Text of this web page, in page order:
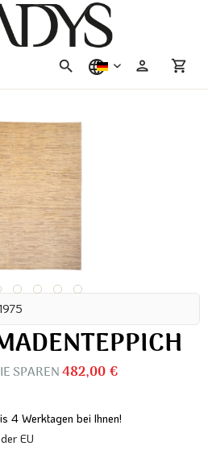
deutsch
SPAREN482,00 €
4 Werktagen bei Ihnen!
EU